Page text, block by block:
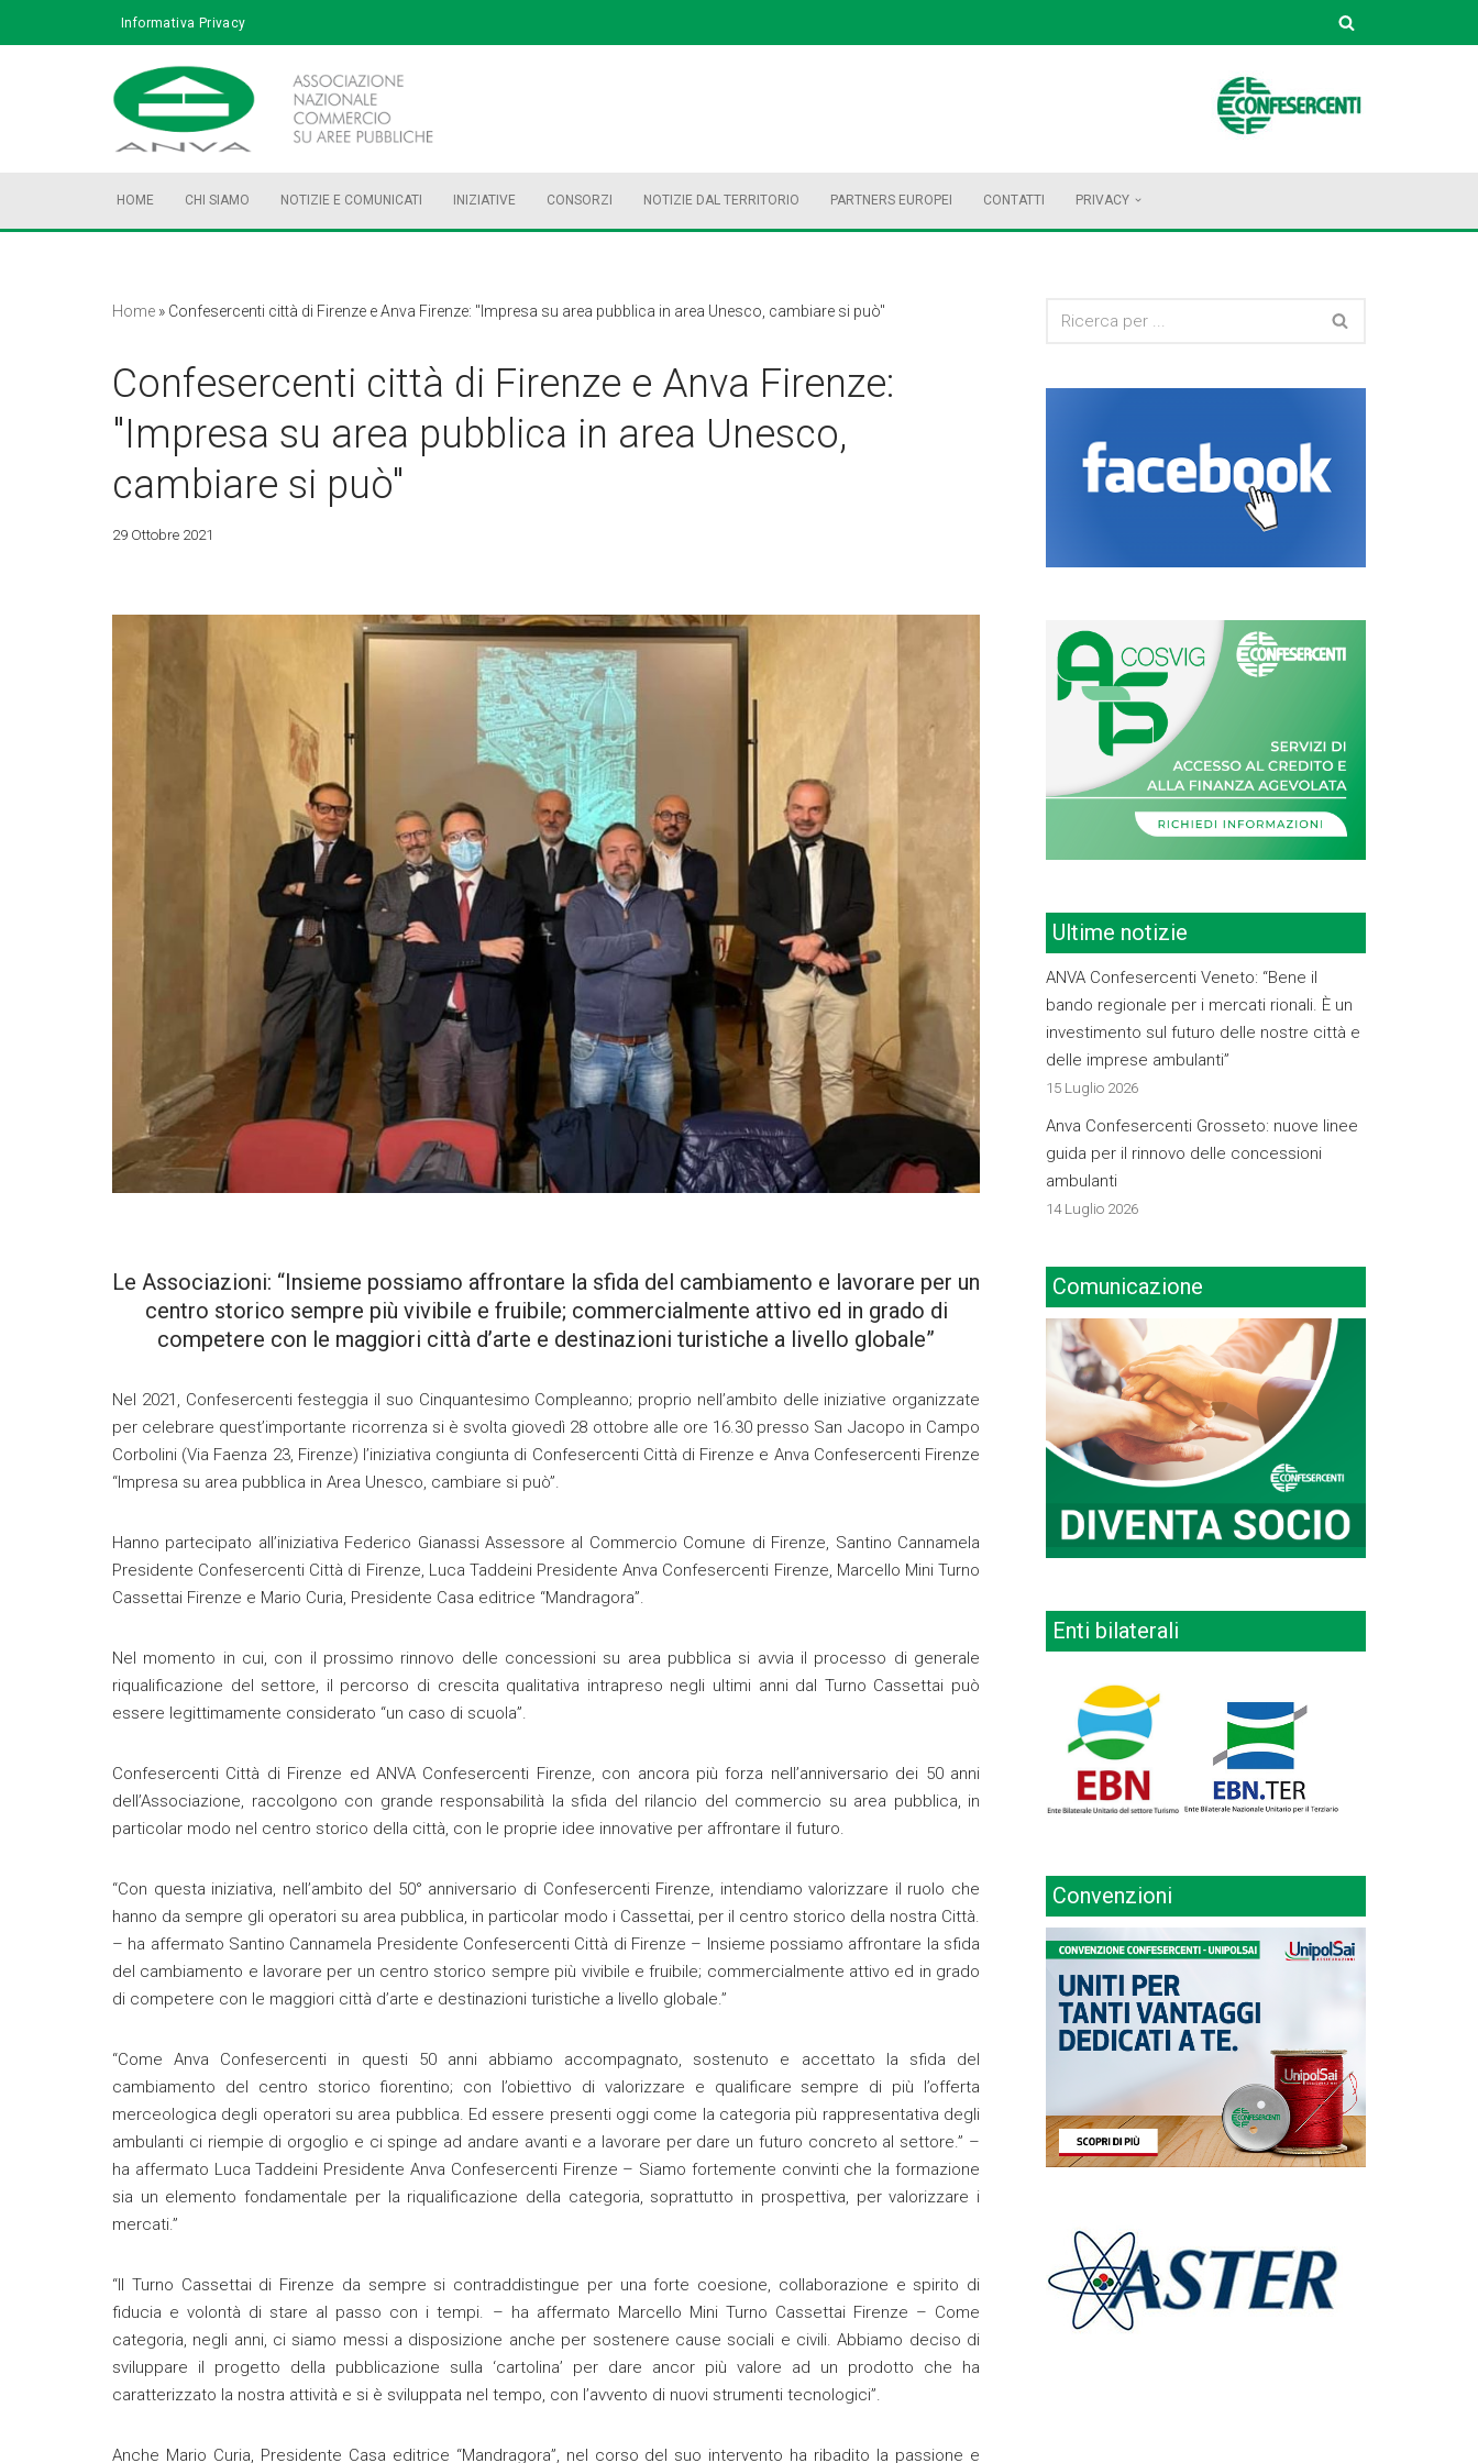
Informativa Privacy
HOME CHI SIAMO NOTIZIE E COMUNICATI INIZIATIVE CONSORZI NOTIZIE DAL TERRITORIO PARTNERS EUROPEI CONTATTI PRIVACY
Home » Confesercenti città di Firenze e Anva Firenze: "Impresa su area pubblica in area Unesco, cambiare si può"
Confesercenti città di Firenze e Anva Firenze:
"Impresa su area pubblica in area Unesco,
cambiare si può"
29 Ottobre 2021
Le Associazioni: “Insieme possiamo affrontare la sfida del cambiamento e lavorare per un
centro storico sempre più vivibile e fruibile; commercialmente attivo ed in grado di
competere con le maggiori città d’arte e destinazioni turistiche a livello globale”
Nel 2021, Confesercenti festeggia il suo Cinquantesimo Compleanno; proprio nell’ambito delle iniziative organizzate
per celebrare quest’importante ricorrenza si è svolta giovedì 28 ottobre alle ore 16.30 presso San Jacopo in Campo
Corbolini (Via Faenza 23, Firenze) l’iniziativa congiunta di Confesercenti Città di Firenze e Anva Confesercenti Firenze
“Impresa su area pubblica in Area Unesco, cambiare si può”.
Hanno partecipato all’iniziativa Federico Gianassi Assessore al Commercio Comune di Firenze, Santino Cannamela
Presidente Confesercenti Città di Firenze, Luca Taddeini Presidente Anva Confesercenti Firenze, Marcello Mini Turno
Cassettai Firenze e Mario Curia, Presidente Casa editrice “Mandragora”.
Nel momento in cui, con il prossimo rinnovo delle concessioni su area pubblica si avvia il processo di generale
riqualificazione del settore, il percorso di crescita qualitativa intrapreso negli ultimi anni dal Turno Cassettai può
essere legittimamente considerato “un caso di scuola”.
Confesercenti Città di Firenze ed ANVA Confesercenti Firenze, con ancora più forza nell’anniversario dei 50 anni
dell’Associazione, raccolgono con grande responsabilità la sfida del rilancio del commercio su area pubblica, in
particolar modo nel centro storico della città, con le proprie idee innovative per affrontare il futuro.
“Con questa iniziativa, nell’ambito del 50° anniversario di Confesercenti Firenze, intendiamo valorizzare il ruolo che
hanno da sempre gli operatori su area pubblica, in particolar modo i Cassettai, per il centro storico della nostra Città.
– ha affermato Santino Cannamela Presidente Confesercenti Città di Firenze – Insieme possiamo affrontare la sfida
del cambiamento e lavorare per un centro storico sempre più vivibile e fruibile; commercialmente attivo ed in grado
di competere con le maggiori città d’arte e destinazioni turistiche a livello globale.”
“Come Anva Confesercenti in questi 50 anni abbiamo accompagnato, sostenuto e accettato la sfida del
cambiamento del centro storico fiorentino; con l’obiettivo di valorizzare e qualificare sempre di più l’offerta
merceologica degli operatori su area pubblica. Ed essere presenti oggi come la categoria più rappresentativa degli
ambulanti ci riempie di orgoglio e ci spinge ad andare avanti e a lavorare per dare un futuro concreto al settore.” –
ha affermato Luca Taddeini Presidente Anva Confesercenti Firenze – Siamo fortemente convinti che la formazione
sia un elemento fondamentale per la riqualificazione della categoria, soprattutto in prospettiva, per valorizzare i
mercati.”
“Il Turno Cassettai di Firenze da sempre si contraddistingue per una forte coesione, collaborazione e spirito di
fiducia e volontà di stare al passo con i tempi. – ha affermato Marcello Mini Turno Cassettai Firenze – Come
categoria, negli anni, ci siamo messi a disposizione anche per sostenere cause sociali e civili. Abbiamo deciso di
sviluppare il progetto della pubblicazione sulla ‘cartolina’ per dare ancor più valore ad un prodotto che ha
caratterizzato la nostra attività e si è sviluppata nel tempo, con l’avvento di nuovi strumenti tecnologici”.
Anche Mario Curia, Presidente Casa editrice “Mandragora”, nel corso del suo intervento ha ribadito la passione e
Ultime notizie
ANVA Confesercenti Veneto: “Bene il
bando regionale per i mercati rionali. È un
investimento sul futuro delle nostre città e
delle imprese ambulanti”
15 Luglio 2026
Anva Confesercenti Grosseto: nuove linee
guida per il rinnovo delle concessioni
ambulanti
14 Luglio 2026
Comunicazione
Enti bilaterali
Convenzioni